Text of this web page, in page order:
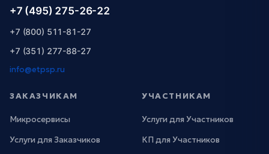
+7 (495) 275-26-22
+7 (800) 511-81-27
+7 (351) 277-88-27
info@etpsp.ru
ЗАКАЗЧИКАМ
Микросервисы
Услуги для Заказчиков
УЧАСТНИКАМ
Услуги для Участников
КП для Участников